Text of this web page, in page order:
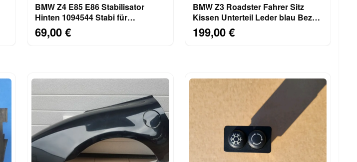
BMW Z4 E85 E86 Stabilisator
Hinten 1094544 Stabi für
Hinterachse
69,00 €
BMW Z3 Roadster Fahrer Sitz
Kissen Unterteil Leder blau Bezug
+ Polster LINKS
199,00 €